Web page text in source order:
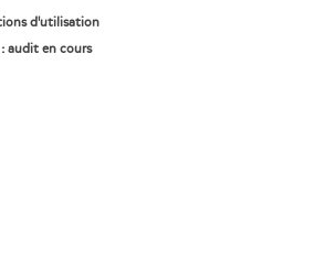
d'utilisation
audit en cours